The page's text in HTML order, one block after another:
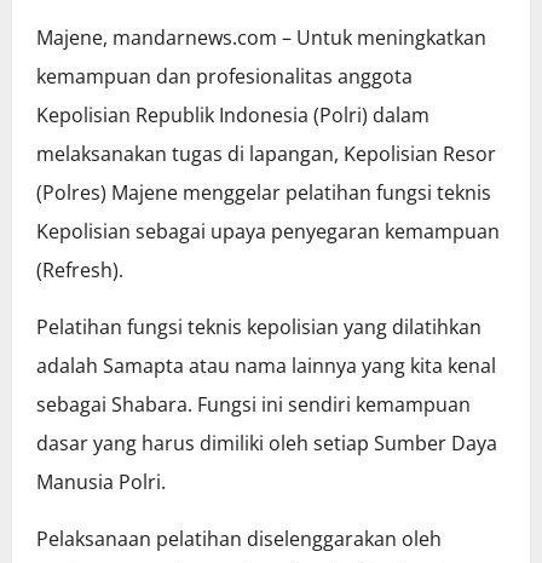
Majene, mandarnews.com – Untuk meningkatkan
kemampuan dan profesionalitas anggota
Kepolisian Republik Indonesia (Polri) dalam
melaksanakan tugas di lapangan, Kepolisian Resor
(Polres) Majene menggelar pelatihan fungsi teknis
Kepolisian sebagai upaya penyegaran kemampuan
(Refresh).
Pelatihan fungsi teknis kepolisian yang dilatihkan
adalah Samapta atau nama lainnya yang kita kenal
sebagai Shabara. Fungsi ini sendiri kemampuan
dasar yang harus dimiliki oleh setiap Sumber Daya
Manusia Polri.
Pelaksanaan pelatihan diselenggarakan oleh